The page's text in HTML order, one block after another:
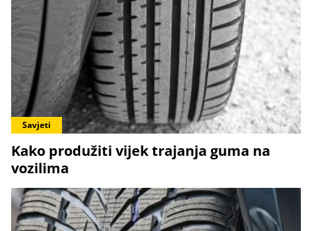
Savjeti
Kako produžiti vijek trajanja guma na
vozilima